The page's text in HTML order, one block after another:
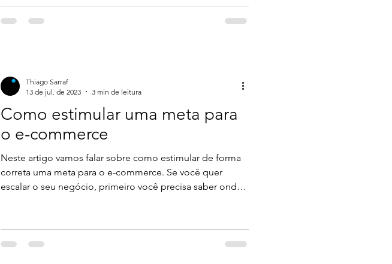
navegação e a busca dos usuários, sem deixar o seu site
confuso ou sobrecarregado? Neste artigo, vamos te dar
Como estimular uma meta para
o e-commerce
Neste artigo vamos falar sobre como estimular de forma
correta uma meta para o e-commerce. Se você quer
escalar o seu negócio, primeiro você precisa saber onde
a progredir e a ir cada vez mais longe. Porém, esse é um
erro muito comum entre os lojistas, se você ainda não
Thiago Sarraf
13 de jul. de 2023
3 min de leitura